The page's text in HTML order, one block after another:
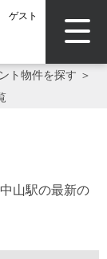
ゲスト
ト物件を探す ＞
山駅の最新の